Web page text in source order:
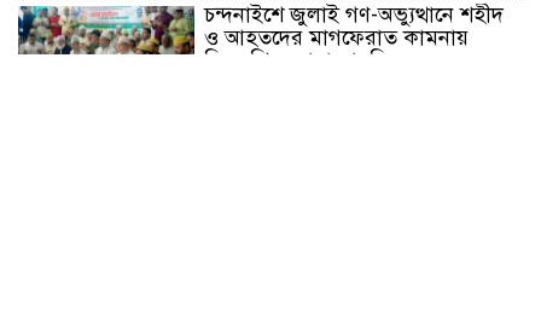
চন্দনাইশে জুলাই গণ-অভ্যুত্থানে শহীদ
ও আহতদের মাগফেরাত কামনায়
বিএনপির দোয়া মাহফিল